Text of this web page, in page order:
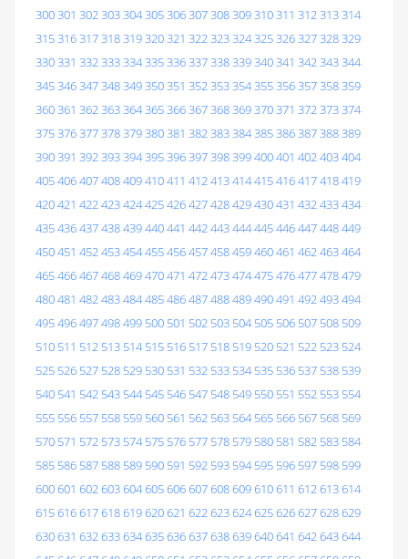
300301 302303304305306307308309310311 312313314
315316317318319320321 322323324325326327328329
330331 332333334335336337338339340341 342343344
345346347348349350351 352353354355356357358359
360361 362363364365366367368369370371 372373374
375376377378379380381 382383384385386387388389
390391 392393394395396397398399400401 402403404
405406407408409410411 412413414415416417418419
420421 422423424425426427428429430431 432433434
435436437438439440441 442443444445446447448449
450451 452453454455456457458459460461 462463464
465466467468469470471 472473474475476477478479
480481 482483484485486487488489490491 492493494
495496497498499 500 501 502 503 504 505 506 507 508 509
510 511 512 513 514 515 516 517 518 519 520 521 522 523 524
525 526 527 528 529 530 531 532 533 534 535 536 537 538 539
540 541 542 543 544 545 546 547 548 549 550 551 552 553 554
555 556 557 558 559 560 561 562 563 564 565 566 567 568 569
570 571 572 573 574 575 576 577 578 579 580 581 582 583 584
585 586 587 588 589 590 591 592 593 594 595 596 597 598 599
600601 602603604605606607608609610611 612613614
615616617618619620621 622623624625626627628629
630631 632633634635636637638639640641 642643644